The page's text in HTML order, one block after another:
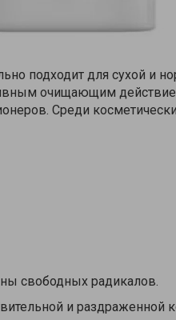
подходит для сухой и
очищающим
Среди
свободных радикалов.
и раздраженной